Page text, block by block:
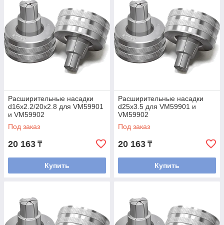
Расширительные насадки
d16х2.2/20х2.8 для VM59901
и VM59902
Под заказ
20 163 ₸
Купить
Расширительные насадки
d25х3.5 для VM59901 и
VM59902
Под заказ
20 163 ₸
Купить